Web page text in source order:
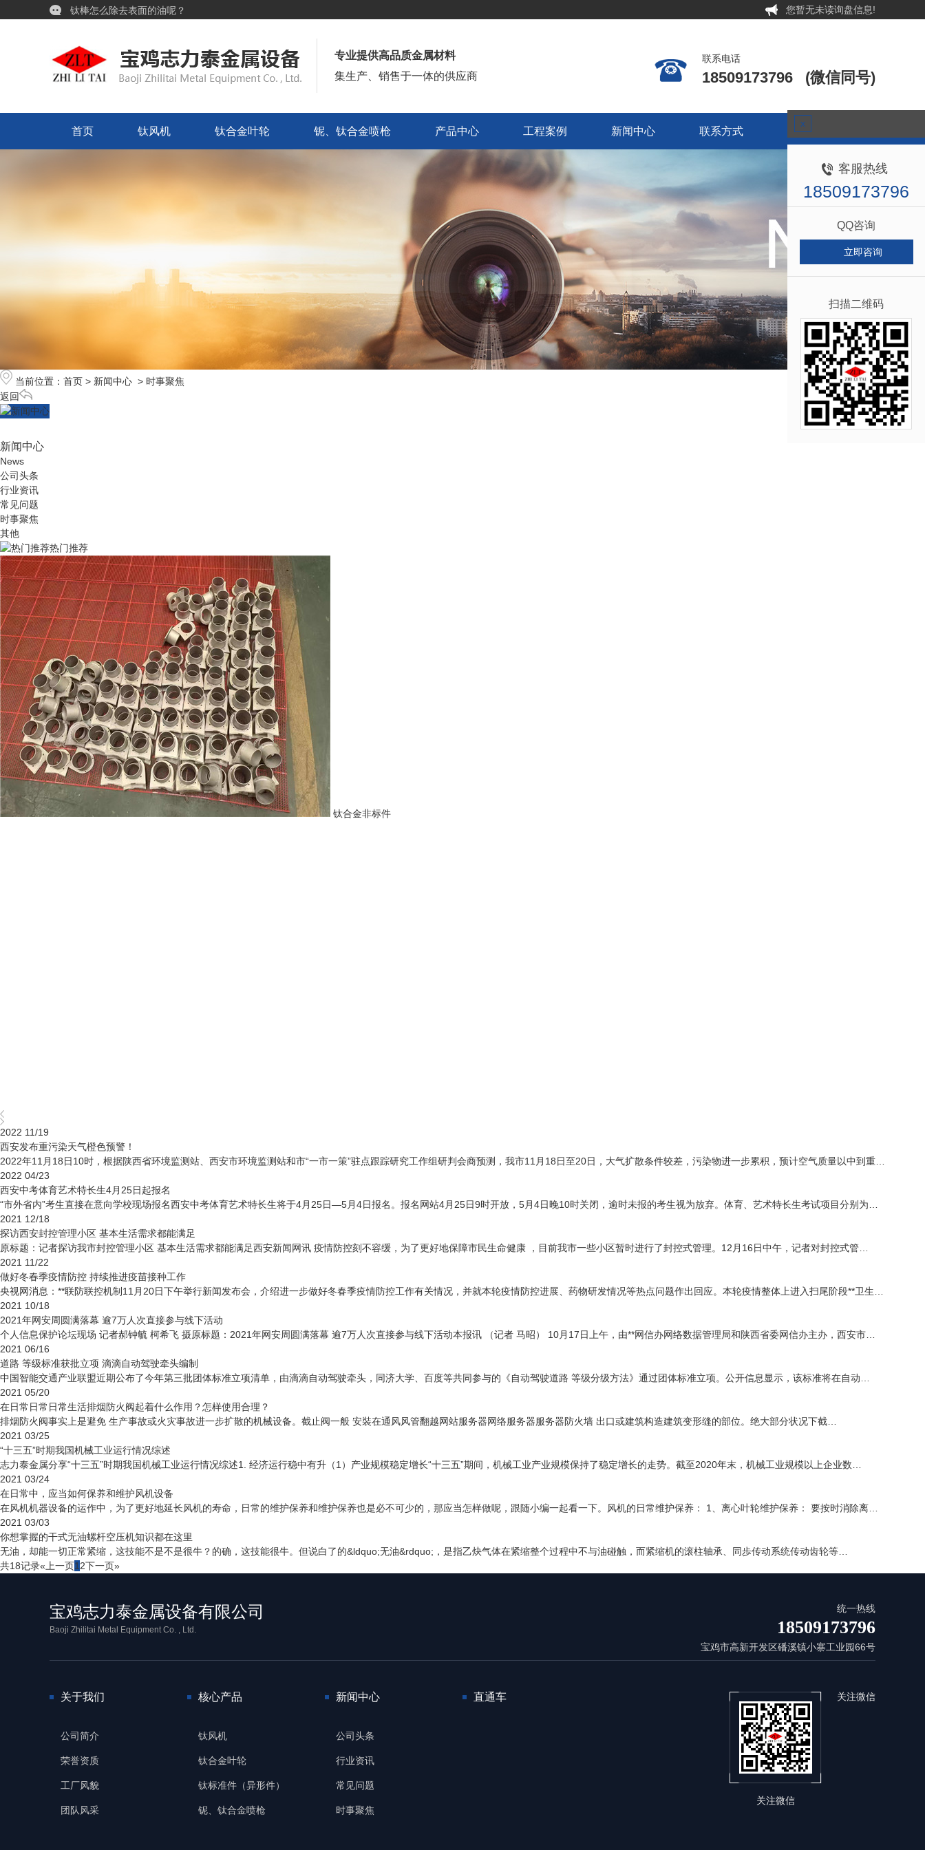
钛棒怎么除去表面的油呢？
您暂无未读询盘信息!
专业提供高品质金属材料
集生产、销售于一体的供应商
联系电话
18509173796 (微信同号)
首页 钛风机 钛合金叶轮
铌、钛合金喷枪
铌、钛合金喷枪 产品中心 工程案例 新闻中心 联系方式 关于我们
当前位置： 首页 > 新闻中心 > 时事聚焦
返回
新闻中心
News
公司头条
行业资讯
常见问题
时事聚焦
其他
热门推荐
钛合金非标件
2022 11/19
西安发布重污染天气橙色预警！
2022年11月18日10时，根据陕西省环境监测站、西安市环境监测站和市“一市一策”驻点跟踪研究工作组研判会商预测，我市11月18日至20日，大气扩散条件较差，污染物进一步累积，预计空气质量以中到重…
2022 04/23
西安中考体育艺术特长生4月25日起报名
“市外省内”考生直接在意向学校现场报名西安中考体育艺术特长生将于4月25日—5月4日报名。报名网站4月25日9时开放，5月4日晚10时关闭，逾时未报的考生视为放弃。体育、艺术特长生考试项目分别为…
2021 12/18
探访西安封控管理小区 基本生活需求都能满足
原标题：记者探访我市封控管理小区 基本生活需求都能满足西安新闻网讯 疫情防控刻不容缓，为了更好地保障市民生命健康 ，目前我市一些小区暂时进行了封控式管理。12月16日中午，记者对封控式管…
2021 11/22
做好冬春季疫情防控 持续推进疫苗接种工作
央视网消息：**联防联控机制11月20日下午举行新闻发布会，介绍进一步做好冬春季疫情防控工作有关情况，并就本轮疫情防控进展、药物研发情况等热点问题作出回应。本轮疫情整体上进入扫尾阶段**卫生…
2021 10/18
2021年网安周圆满落幕 逾7万人次直接参与线下活动
个人信息保护论坛现场 记者郝钟毓 柯希飞 摄原标题：2021年网安周圆满落幕 逾7万人次直接参与线下活动本报讯 （记者 马昭） 10月17日上午，由**网信办网络数据管理局和陕西省委网信办主办，西安市…
2021 06/16
道路 等级标准获批立项 滴滴自动驾驶牵头编制
中国智能交通产业联盟近期公布了今年第三批团体标准立项清单，由滴滴自动驾驶牵头，同济大学、百度等共同参与的《自动驾驶道路 等级分级方法》通过团体标准立项。公开信息显示，该标准将在自动…
2021 05/20
在日常日常日常生活排烟防火阀起着什么作用？怎样使用合理？
排烟防火阀事实上是避免 生产事故或火灾事故进一步扩散的机械设备。截止阀一般 安裝在通风风管翻越网站服务器网络服务器服务器防火墙 出口或建筑构造建筑变形缝的部位。绝大部分状况下截…
2021 03/25
“十三五”时期我国机械工业运行情况综述
志力泰金属分享“十三五”时期我国机械工业运行情况综述1. 经济运行稳中有升（1）产业规模稳定增长“十三五”期间，机械工业产业规模保持了稳定增长的走势。截至2020年末，机械工业规模以上企业数…
2021 03/24
在日常中，应当如何保养和维护风机设备
在风机机器设备的运作中，为了更好地延长风机的寿命，日常的维护保养和维护保养也是必不可少的，那应当怎样做呢，跟随小编一起看一下。风机的日常维护保养： 1、离心叶轮维护保养： 要按时消除离…
2021 03/03
你想掌握的干式无油螺杆空压机知识都在这里
无油，却能一切正常紧缩，这技能不是不是很牛？的确，这技能很牛。但说白了的&ldquo;无油&rdquo;，是指乙炔气体在紧缩整个过程中不与油碰触，而紧缩机的滚柱轴承、同歩传动系统传动齿轮等…
共18记录«上一页1 2下一页»
宝鸡志力泰金属设备有限公司
Baoji Zhilitai Metal Equipment Co. , Ltd.
统一热线
18509173796
宝鸡市高新开发区磻溪镇小寨工业园66号
关于我们
公司简介
荣誉资质
工厂风貌
团队风采
核心产品
钛风机
钛合金叶轮
钛标准件（异形件）
铌、钛合金喷枪
新闻中心
公司头条
行业资讯
常见问题
时事聚焦
直通车
关注微信
关注微信
x
客服热线
18509173796
QQ咨询
立即咨询
扫描二维码